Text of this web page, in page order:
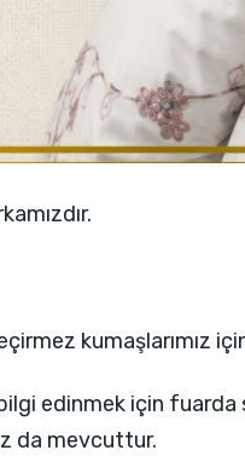
kumaşlarımız
edinmek için fuarda
da mevcuttur.